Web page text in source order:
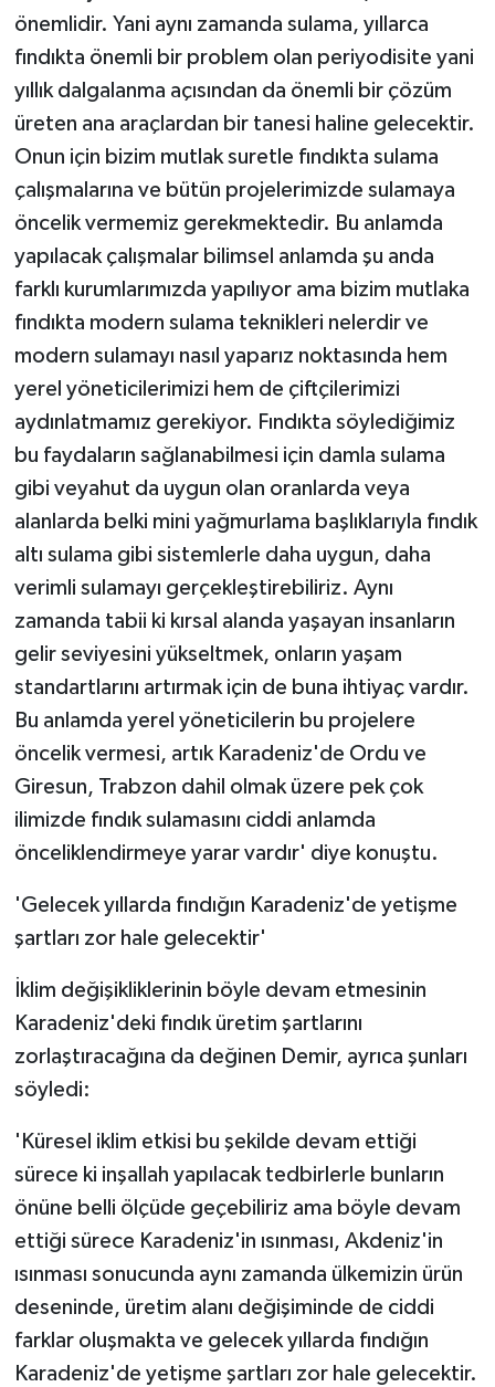
önemlidir. Yani aynı zamanda sulama, yıllarca
fındıkta önemli bir problem olan periyodisite yani
yıllık dalgalanma açısından da önemli bir çözüm
üreten ana araçlardan bir tanesi haline gelecektir.
Onun için bizim mutlak suretle fındıkta sulama
çalışmalarına ve bütün projelerimizde sulamaya
öncelik vermemiz gerekmektedir. Bu anlamda
yapılacak çalışmalar bilimsel anlamda şu anda
farklı kurumlarımızda yapılıyor ama bizim mutlaka
fındıkta modern sulama teknikleri nelerdir ve
modern sulamayı nasıl yaparız noktasında hem
yerel yöneticilerimizi hem de çiftçilerimizi
aydınlatmamız gerekiyor. Fındıkta söylediğimiz
bu faydaların sağlanabilmesi için damla sulama
gibi veyahut da uygun olan oranlarda veya
alanlarda belki mini yağmurlama başlıklarıyla fındık
altı sulama gibi sistemlerle daha uygun, daha
verimli sulamayı gerçekleştirebiliriz. Aynı
zamanda tabii ki kırsal alanda yaşayan insanların
gelir seviyesini yükseltmek, onların yaşam
standartlarını artırmak için de buna ihtiyaç vardır.
Bu anlamda yerel yöneticilerin bu projelere
öncelik vermesi, artık Karadeniz'de Ordu ve
Giresun, Trabzon dahil olmak üzere pek çok
ilimizde fındık sulamasını ciddi anlamda
önceliklendirmeye yarar vardır' diye konuştu.
'Gelecek yıllarda fındığın Karadeniz'de yetişme
şartları zor hale gelecektir'
İklim değişikliklerinin böyle devam etmesinin
Karadeniz'deki fındık üretim şartlarını
zorlaştıracağına da değinen Demir, ayrıca şunları
söyledi:
'Küresel iklim etkisi bu şekilde devam ettiği
sürece ki inşallah yapılacak tedbirlerle bunların
önüne belli ölçüde geçebiliriz ama böyle devam
ettiği sürece Karadeniz'in ısınması, Akdeniz'in
ısınması sonucunda aynı zamanda ülkemizin ürün
deseninde, üretim alanı değişiminde de ciddi
farklar oluşmakta ve gelecek yıllarda fındığın
Karadeniz'de yetişme şartları zor hale gelecektir.